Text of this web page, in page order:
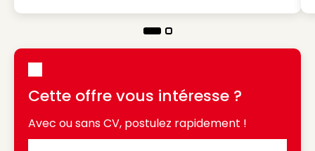
Cette offre vous intéresse ?
Avec ou sans CV, postulez rapidement !